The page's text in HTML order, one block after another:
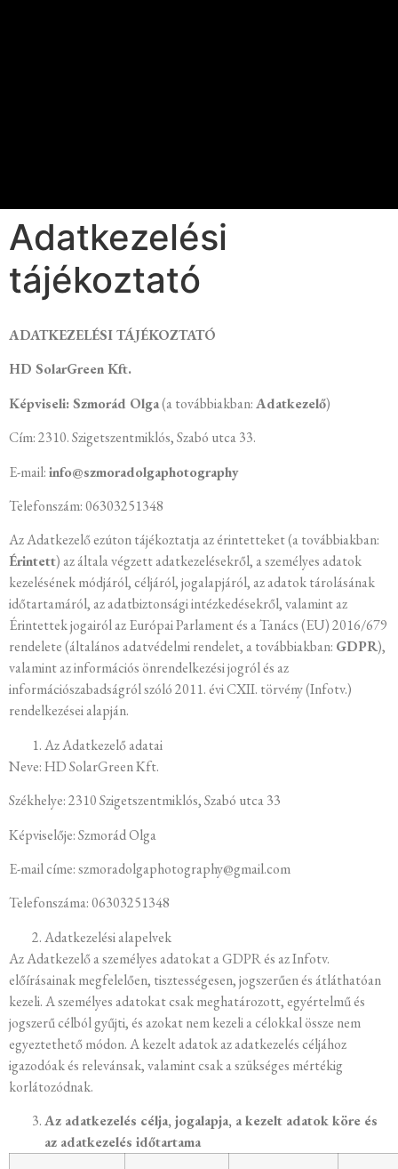
Adatkezelési
tájékoztató
ADATKEZELÉSI TÁJÉKOZTATÓ
HD SolarGreen Kft.
Képviseli: Szmorád Olga(a továbbiakban:Adatkezelő)
Cím: 2310. Szigetszentmiklós, Szabó utca 33.
E-mail:info@szmoradolgaphotography
Telefonszám: 06303251348
Az Adatkezelő ezúton tájékoztatja az érintetteket (a továbbiakban:
Érintett) az általa végzett adatkezelésekről, a személyes adatok
kezelésének módjáról, céljáról, jogalapjáról, az adatok tárolásának
időtartamáról, az adatbiztonsági intézkedésekről, valamint az
Érintettek jogairól az Európai Parlament és a Tanács (EU) 2016/679
rendelete (általános adatvédelmi rendelet, a továbbiakban: GDPR),
valamint az információs önrendelkezési jogról és az
információszabadságról szóló 2011. évi CXII. törvény (Infotv.)
rendelkezései alapján.
Az Adatkezelő adatai
Neve: HD SolarGreen Kft.
Székhelye: 2310 Szigetszentmiklós, Szabó utca 33
Képviselője: Szmorád Olga
E-mail címe: szmoradolgaphotography@gmail.com
Telefonszáma: 06303251348
Adatkezelési alapelvek
Az Adatkezelő a személyes adatokat a GDPR és az Infotv.
előírásainak megfelelően, tisztességesen, jogszerűen és átláthatóan
kezeli. A személyes adatokat csak meghatározott, egyértelmű és
jogszerű célból gyűjti, és azokat nem kezeli a célokkal össze nem
egyeztethető módon. A kezelt adatok az adatkezelés céljához
igazodóak és relevánsak, valamint csak a szükséges mértékig
korlátozódnak.
Az adatkezelés célja, jogalapja, a kezelt adatok köre és
az adatkezelés időtartama